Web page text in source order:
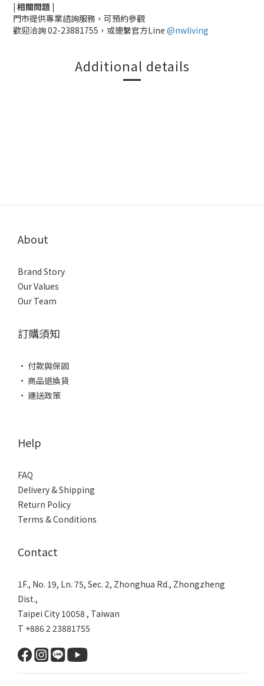
| 相關問題 |
門市提供專業諮詢服務，可預約參觀
歡迎洽詢02-23881755， 或連繫官方Line @nwliving
Additional details
About
Brand Story
Our Values
Our Team
訂購須知
• 付款與保固
• 商品退換貨
• 運送政策
Help
FAQ
Delivery & Shipping
Return Policy
Terms & Conditions
Contact
1F., No. 19, Ln. 75, Sec. 2, Zhonghua Rd., Zhongzheng
Dist.,
Taipei City 10058 , Taiwan
T +886 2 23881755